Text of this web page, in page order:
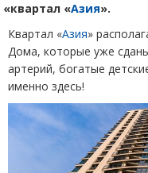
«квартал «Азия».
Квартал «Азия»
Дома, которые уже
артерий, богатые
именно здесь!